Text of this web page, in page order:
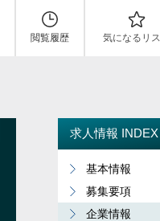
閲覧履歴 気になるリ
求人情報 INDEX
基本情報
募集要項
企業情報